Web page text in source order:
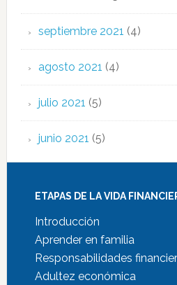
septiembre 2021 (4)
agosto 2021 (4)
julio 2021 (5)
junio 2021 (5)
ETAPAS DE LA VIDA
Introducción
Aprender en familia
Responsabilidades
Adultez económica